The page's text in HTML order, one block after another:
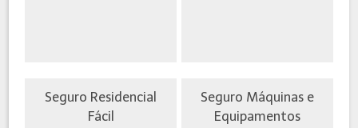
Seguro Residencial
Fácil
Seguro Máquinas e
Equipamentos